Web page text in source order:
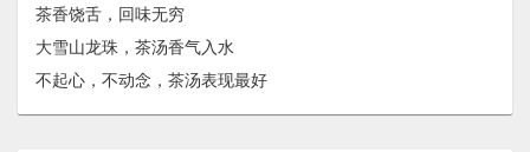
茶香饶舌，回味无穷
大雪山龙珠，茶汤香气入水
不起心，不动念，茶汤表现最好